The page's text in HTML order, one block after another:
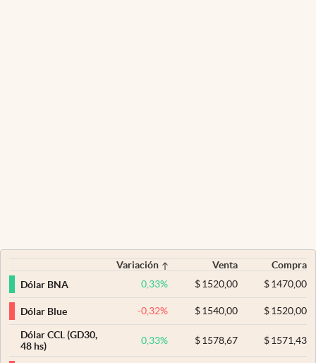
Variación Venta
Compra
Dólar BNA
0,33% $ 1520,00 $1470,00
Dólar Blue -0,32% $ 1540,00 $1520,00
Dólar CCL (GD30,
48 hs)
0,33% $ 1578,67 $1571,43